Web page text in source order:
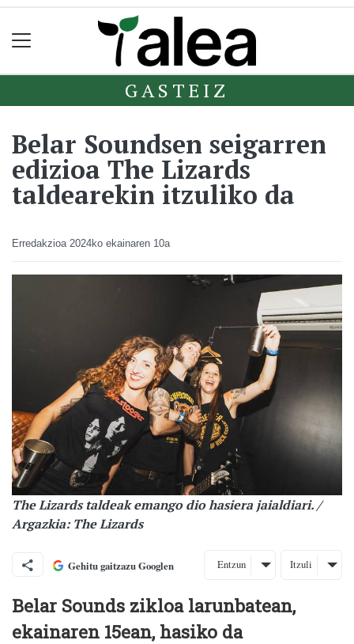
GASTEIZ
Belar Soundsen seigarren
edizioa The Lizards
taldearekin itzuliko da
Erredakzioa 2024ko ekainaren 10a
The Lizards taldeak emango dio hasiera jaialdiari. /
Argazkia: The Lizards
Gehitu gaitzazu Googlen Entzun Itzuli
Belar Sounds zikloa larunbatean,
ekainaren 15ean, hasiko da